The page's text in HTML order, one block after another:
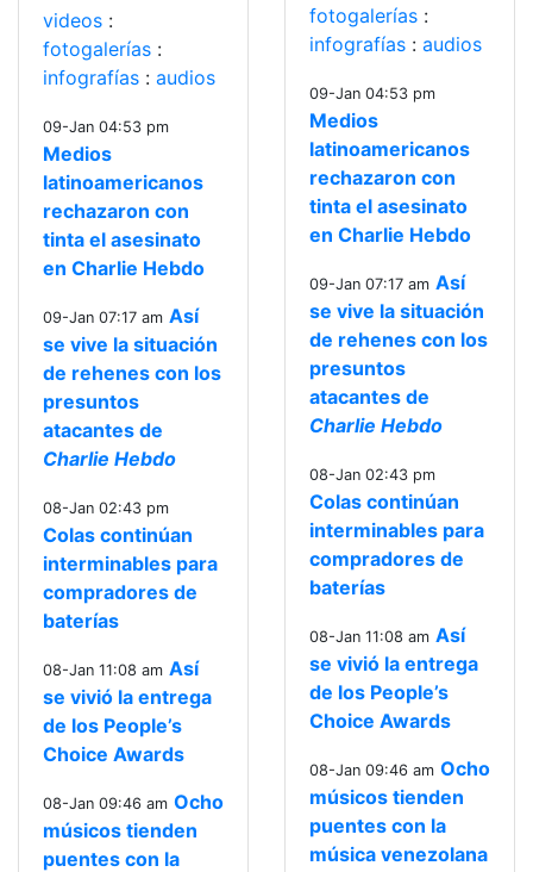
videos :
fotogalerías :
infografías : audios
09-Jan 04:53 pm
Medios
latinoamericanos
rechazaron con
tinta el asesinato
en Charlie Hebdo
09-Jan 07:17 am Así
se vive la situación
de rehenes con los
presuntos
atacantes de
Charlie Hebdo
08-Jan 02:43 pm
Colas continúan
interminables para
compradores de
baterías
08-Jan 11:08 am Así
se vivió la entrega
de los People’s
Choice Awards
08-Jan 09:46 am Ocho
músicos tienden
puentes con la
fotogalerías :
infografías : audios
09-Jan 04:53 pm
Medios
latinoamericanos
rechazaron con
tinta el asesinato
en Charlie Hebdo
09-Jan 07:17 am Así
se vive la situación
de rehenes con los
presuntos
atacantes de
Charlie Hebdo
08-Jan 02:43 pm
Colas continúan
interminables para
compradores de
baterías
08-Jan 11:08 am Así
se vivió la entrega
de los People’s
Choice Awards
08-Jan 09:46 am Ocho
músicos tienden
puentes con la
música venezolana